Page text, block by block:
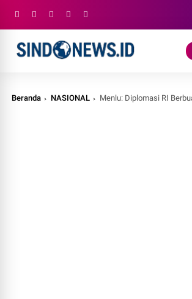
Beranda NASIONAL Menlu: Diplomasi RI Berbuah, 9 WNI Relawan